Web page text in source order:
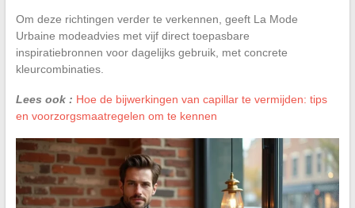
Om deze richtingen verder te verkennen, geeft La Mode
Urbaine modeadvies met vijf direct toepasbare
inspiratiebronnen voor dagelijks gebruik, met concrete
kleurcombinaties.
Lees ook : Hoe de bijwerkingen van capillar te vermijden: tips
en voorzorgsmaatregelen om te kennen